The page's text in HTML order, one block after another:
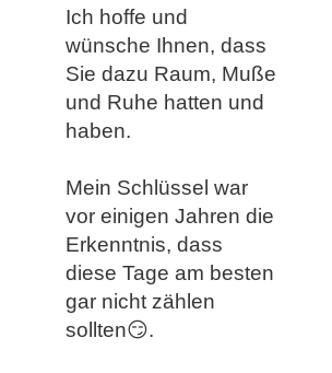
Ich hoffe und
wünsche Ihnen, dass
Sie dazu Raum, Muße
und Ruhe hatten und
haben.
Mein Schlüssel war
vor einigen Jahren die
Erkenntnis, dass
diese Tage am besten
gar nicht zählen
sollten😏.